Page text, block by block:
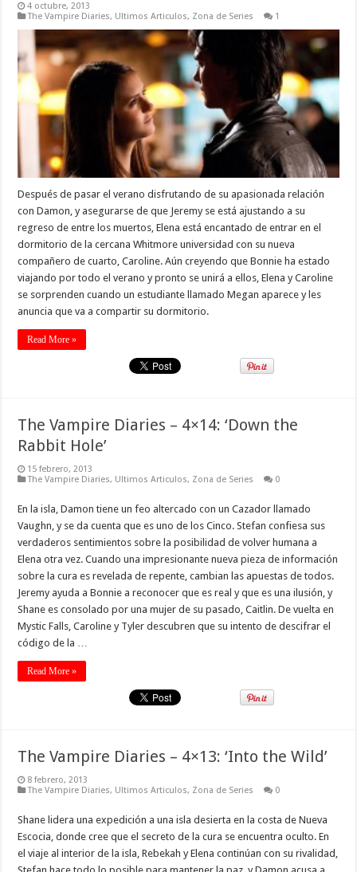
4 octubre, 2013
The Vampire Diaries, Ultimos Articulos, Zona de Series 1
Después de pasar el verano disfrutando de su apasionada relación
con Damon, y asegurarse de que Jeremy se está ajustando a su
regreso de entre los muertos, Elena está encantado de entrar en el
dormitorio de la cercana Whitmore universidad con su nueva
compañero de cuarto, Caroline. Aún creyendo que Bonnie ha estado
viajando por todo el verano y pronto se unirá a ellos, Elena y Caroline
se sorprenden cuando un estudiante llamado Megan aparece y les
anuncia que va a compartir su dormitorio.
Read More »
The Vampire Diaries – 4×14: ‘Down the
Rabbit Hole’
15 febrero, 2013
The Vampire Diaries, Ultimos Articulos, Zona de Series 0
En la isla, Damon tiene un feo altercado con un Cazador llamado
Vaughn, y se da cuenta que es uno de los Cinco. Stefan confiesa sus
verdaderos sentimientos sobre la posibilidad de volver humana a
Elena otra vez. Cuando una impresionante nueva pieza de información
sobre la cura es revelada de repente, cambian las apuestas de todos.
Jeremy ayuda a Bonnie a reconocer que es real y que es una ilusión, y
Shane es consolado por una mujer de su pasado, Caitlin. De vuelta en
Mystic Falls, Caroline y Tyler descubren que su intento de descifrar el
código de la …
Read More »
The Vampire Diaries – 4×13: ‘Into the Wild’
8 febrero, 2013
The Vampire Diaries, Ultimos Articulos, Zona de Series 0
Shane lidera una expedición a una isla desierta en la costa de Nueva
Escocia, donde cree que el secreto de la cura se encuentra oculto. En
el viaje al interior de la isla, Rebekah y Elena continúan con su rivalidad,